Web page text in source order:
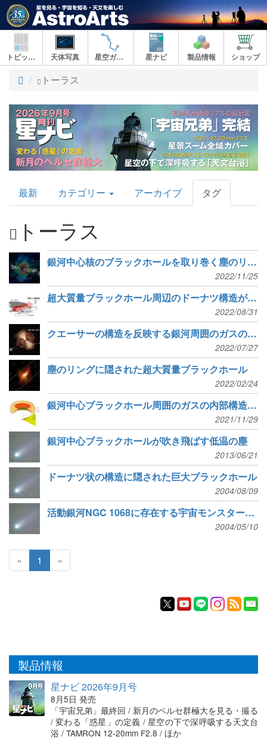
トピックス 天体写真 星空ガイド 星ナビ 製品情報 ショップ
ト
プ
トーラス
AstroArts
Topics
最新 カテゴリー アーカイブ タグ
トーラス
銀河中心核のブラックホールを取り巻く塵のリングを検出
2022/11/25
超大質量ブラックホール周辺のドーナツ構造が膨らむ原因をとらえる
2022/08/31
クエーサーの構造を反映する銀河周囲のガスの非等方性
2022/07/27
塵のリングに隠された超大質量ブラックホール
2022/02/24
銀河中心ブラックホール周囲のガスの内部構造を観測的に解明
2021/11/29
銀河中心ブラックホールが吹き飛ばす低温の塵
2013/06/21
ドーナツ状の構造に隠された巨大ブラックホール
2004/08/09
活動銀河NGC 1068に存在する宇宙モンスターをクローズアップ
2004/05/10
« 1 »
製品情報
星ナビ 2026年9月号
8月5日 発売
「宇宙兄弟」最終回 / 新月のペルセ群極大を見る・撮る
/ 変わる「惑星」の定義 / 星空の下で深呼吸する天文台
浴 / TAMRON 12-20mm F2.8 / ほか